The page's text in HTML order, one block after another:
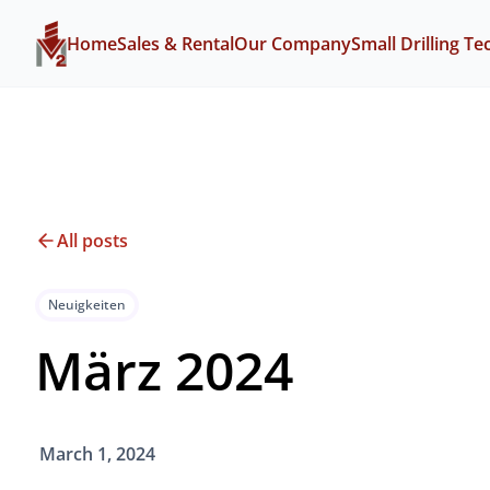
HomeSales & RentalOur CompanySmall Drilling
All posts
Neuigkeiten
März 2024
March 1, 2024